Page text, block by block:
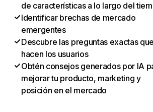
de características a lo largo del
Identificar brechas de mercado
emergentes
Descubre las preguntas exactas
hacen los usuarios
Obtén consejos generados por IA
mejorar tu producto, marketing y
posición en el mercado